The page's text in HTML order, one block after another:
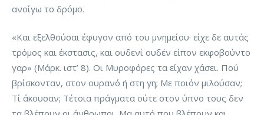
ανοίγω το δρόμο.
«Και εξελθούσαι έφυγον από του μνημείου· είχε δε αυτάς
τρόμος και έκστασις, και ουδενί ουδέν είπον εκφοβούντο
γαρ» (Μάρκ. ιστ’ 8). Οι Μυροφόρες τα είχαν χάσει. Πού
βρίσκονταν, στον ουρανό ή στη γη; Με ποιόν μιλούσαν;
Τί άκουσαν; Τέτοια πράγματα ούτε στον ύπνο τους δεν